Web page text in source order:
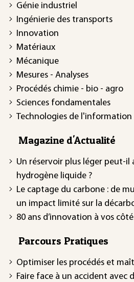
Génie industriel
Ingénierie des transports
Innovation
Matériaux
Mécanique
Mesures - Analyses
Procédés chimie - bio - agro
Sciences fondamentales
Technologies de l'information
Magazine d'Actualité
Un réservoir plus léger peut-il
hydrogène liquide ?
Le captage du carbone : de
un impact limité sur la
80 ans d’innovation à vos
Parcours Pratiques
Optimiser les procédés et
Faire face à un accident avec